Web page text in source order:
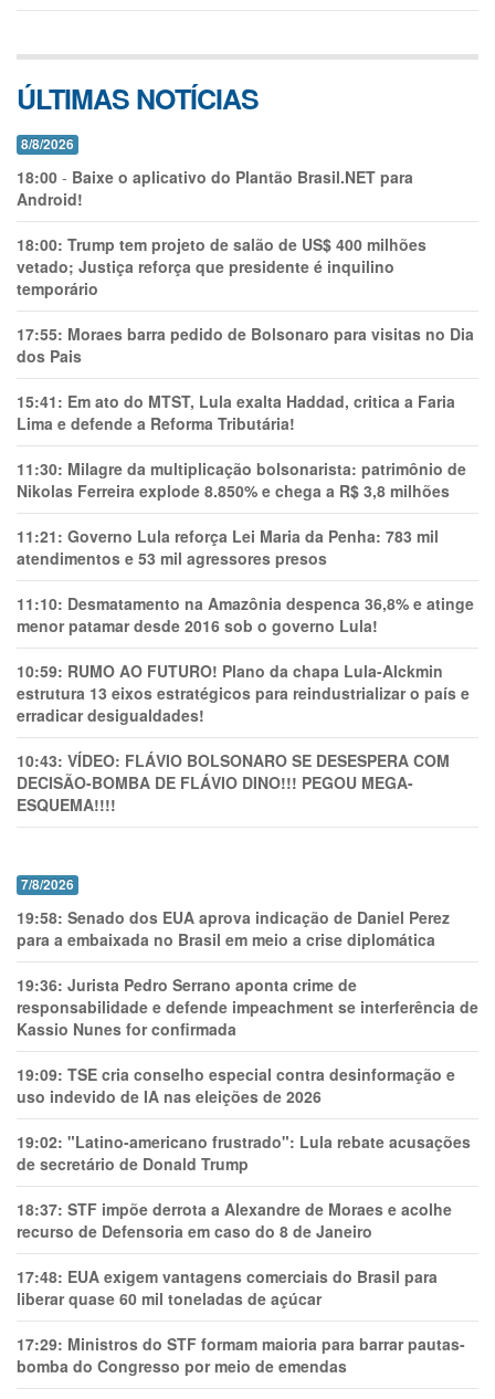
ÚLTIMAS NOTÍCIAS
8/8/2026
18:00 - Baixe o aplicativo do Plantão Brasil.NET para
Android!
18:00: Trump tem projeto de salão de US$ 400 milhões
vetado; Justiça reforça que presidente é inquilino
temporário
17:55: Moraes barra pedido de Bolsonaro para visitas no Dia
dos Pais
15:41: Em ato do MTST, Lula exalta Haddad, critica a Faria
Lima e defende a Reforma Tributária!
11:30: Milagre da multiplicação bolsonarista: patrimônio de
Nikolas Ferreira explode 8.850% e chega a R$ 3,8 milhões
11:21: Governo Lula reforça Lei Maria da Penha: 783 mil
atendimentos e 53 mil agressores presos
11:10: Desmatamento na Amazônia despenca 36,8% e atinge
menor patamar desde 2016 sob o governo Lula!
10:59: RUMO AO FUTURO! Plano da chapa Lula-Alckmin
estrutura 13 eixos estratégicos para reindustrializar o país e
erradicar desigualdades!
10:43: VÍDEO: FLÁVIO BOLSONARO SE DESESPERA COM
DECISÃO-BOMBA DE FLÁVIO DINO!!! PEGOU MEGA-
ESQUEMA!!!!
7/8/2026
19:58: Senado dos EUA aprova indicação de Daniel Perez
para a embaixada no Brasil em meio a crise diplomática
19:36: Jurista Pedro Serrano aponta crime de
responsabilidade e defende impeachment se interferência de
Kassio Nunes for confirmada
19:09: TSE cria conselho especial contra desinformação e
uso indevido de IA nas eleições de 2026
19:02: "Latino-americano frustrado": Lula rebate acusações
de secretário de Donald Trump
18:37: STF impõe derrota a Alexandre de Moraes e acolhe
recurso de Defensoria em caso do 8 de Janeiro
17:48: EUA exigem vantagens comerciais do Brasil para
liberar quase 60 mil toneladas de açúcar
17:29: Ministros do STF formam maioria para barrar pautas-
bomba do Congresso por meio de emendas